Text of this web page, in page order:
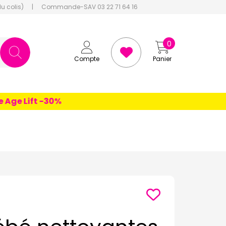
colis) | Commande-SAV 03 22 71 64 16
Compte Panier
0
Lift -30%